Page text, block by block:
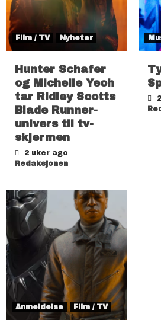
Film / TV Nyheter
Hunter Schafer
og Michelle Yeoh
tar Ridley Scotts
Blade Runner-
univers til tv-
skjermen
2 uker ago
Redaksjonen
Anmeldelse Film / TV